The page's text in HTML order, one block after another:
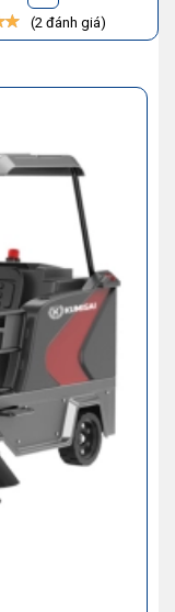
(2 đánh giá)